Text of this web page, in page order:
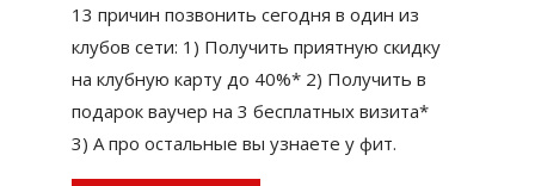
13 причин позвонить сегодня в один из
клубов сети: 1) Получить приятную скидку
на клубную карту до 40%* 2) Получить в
подарок ваучер на 3 бесплатных визита*
3) А про остальные вы узнаете у фит.